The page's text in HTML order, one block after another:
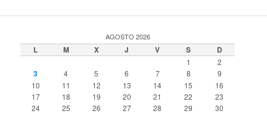
AGOSTO 2026
L M X J V S D
1 2
3 4 5 6 7 8
9
10
11 12 13 14 15
16
17
18 19 20 21 22
23
24
25 26 27 28 29
30